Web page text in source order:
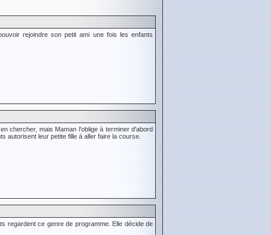
rejoindre son petit ami une fois les enfants
chercher, mais Maman l'oblige à terminer d'abord
autorisent leur petite fille à aller faire la course.
regardent ce genre de programme. Elle décide de